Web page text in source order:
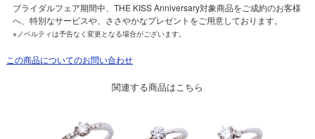
ブライダルフェア期間中、THE KISS Anniversary対象商品をご成約のお客様
へ、特別なサービスや、ささやかなプレゼントをご用意しております。
※ノベルティは予告なく変更となる場合がございます。
この商品についてのお問い合わせ
関連する商品はこちら